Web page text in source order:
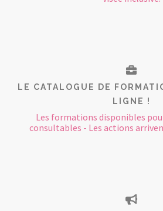
LE CATALOGUE DE
LIGNE !
Les formations disponibles
consultables - Les actions